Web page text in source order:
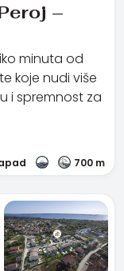
–
minuta od
koje nudi više
i spremnost za
700 m